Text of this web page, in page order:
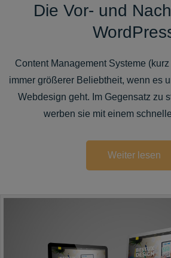
Die Vor- und
Content Management Systeme
immer größerer Beliebtheit, wenn es
Webdesign geht. Im Gegensatz zu
werben sie mit einem
Weiter lesen